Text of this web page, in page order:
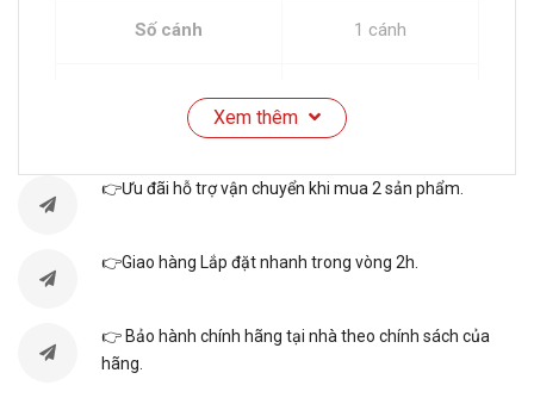
Số cánh 1 cánh
Chất liệu dàn lạnh:
điện:
Nhiệt độ ngăn đông: -20°C ~ -17°C
Xem thêm
👉Ưu đãi hỗ trợ vận chuyển khi mua 2 sản phẩm.
👉Giao hàng Lắp đặt nhanh trong vòng 2h.
👉 Bảo hành chính hãng tại nhà theo chính sách của
hãng.